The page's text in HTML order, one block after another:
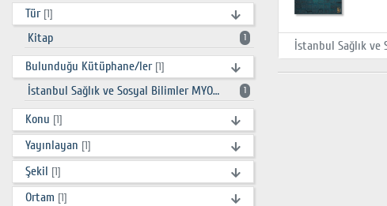
Tür [1]
Kitap 1
Bulunduğu Kütüphane/ler [1]
İstanbul Sağlık ve Sosyal Bilimler MYO Kütüphanesi 1
Konu [1]
Yayınlayan [1]
Şekil [1]
Ortam [1]